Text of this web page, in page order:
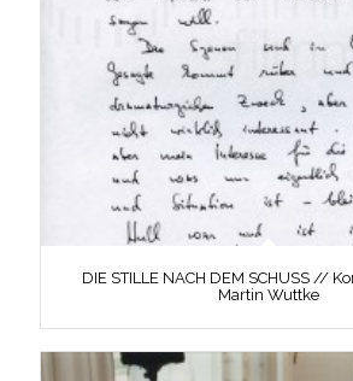
DIE STILLE NACH DEM SCHUSS //
Martin Wuttke